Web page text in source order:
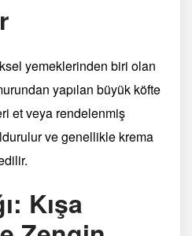
yemeklerinden biri olan
yapılan büyük köfte
et veya rendelenmiş
ve genellikle krema
Kışa